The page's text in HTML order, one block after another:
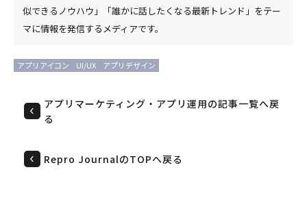
似できるノウハウ」「誰かに話したくなる最新トレンド」をテー
マに情報を発信するメディアです。
アプリアイコン UI/UX アプリデザイン
アプリマーケティング・アプリ運用の記事一覧へ戻
る
Repro JournalのTOPへ戻る